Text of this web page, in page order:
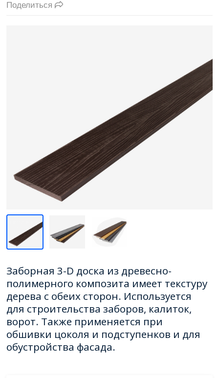
Поделиться
Заборная 3-D доска из древесно-
полимерного композита имеет текстуру
дерева с обеих сторон. Используется
для строительства заборов, калиток,
ворот. Также применяется при
обшивки цоколя и подступенков и для
обустройства фасада.